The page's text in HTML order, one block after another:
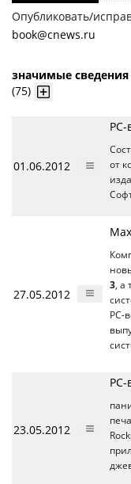
Опубликовать/
book@cnews.ru
значимые сведения
(75)
01.06.2012
РС-
от
27.05.2012
3, а
РС-
23.05.2012
РС-